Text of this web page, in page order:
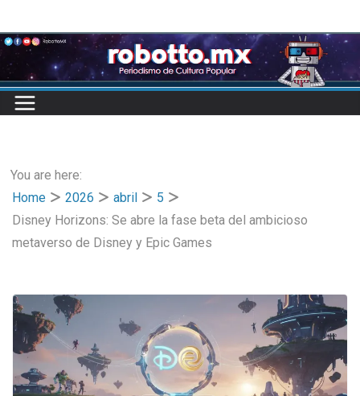
to
content
You are here:
Home
2026 abril
5
Disney Horizons: Se abre la fase beta del ambicioso
metaverso de Disney y Epic Games